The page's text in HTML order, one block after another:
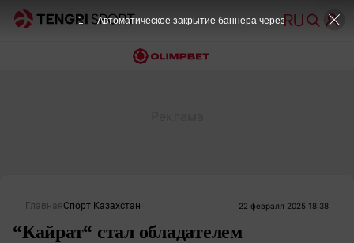
Главная Спорт Казахстан 22 февраля 2025 18:38
“Кайрат“ стал обладателем
1 Автоматическое закрытие баннера через